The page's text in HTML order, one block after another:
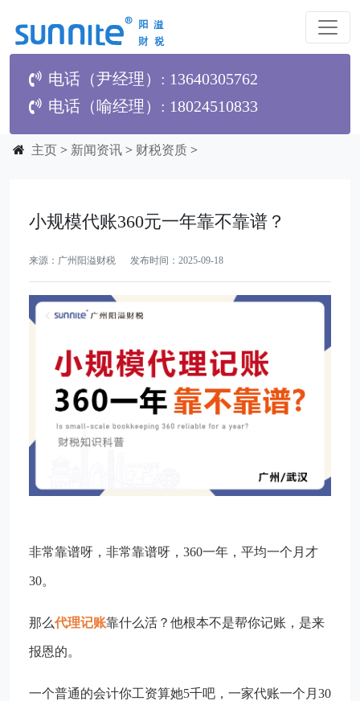
电话（尹经理）: 13640305762
电话（喻经理）: 18024510833
主页 > 新闻资讯 > 财税资质 >
小规模代账360元一年靠不靠谱？
来源：广州阳溢财税 发布时间：2025-09-18
非常靠谱呀，非常靠谱呀，360一年，平均一个月才
30。
那么代理记账靠什么活？他根本不是帮你记账，是来
报恩的。
一个普通的会计你工资算她5千吧，一家代账一个月30